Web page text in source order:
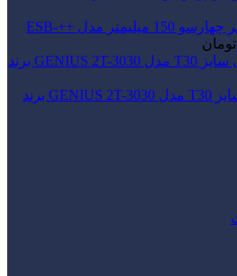
سری پیچگوشتی دوسر چهارسو 150 میلیمتر مدل ++ESB-
تومان
بیت کوتاه ستاره ای سایز T30 مدل GENIUS 2T-3030 برند